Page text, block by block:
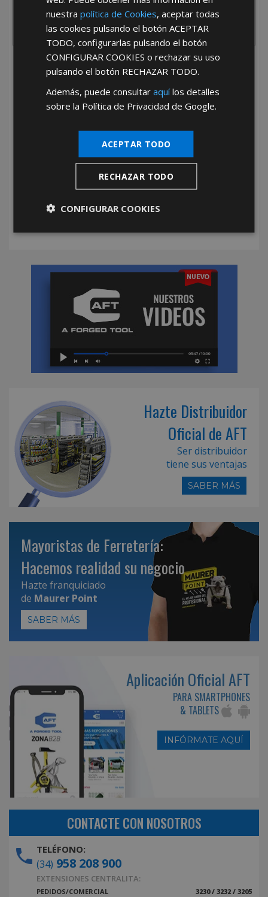
He leído y acepto laPolítica de Privacidad
Hazte Distribuidor
Oficial de AFT
Ser distribuidor
tiene sus ventajas
SABER MÁS
Mayoristas de Ferretería:
Hacemos realidad su negocio
Hazte franquiciado
de Maurer Point
SABER MÁS
Aplicación Oficial AFT
PARA SMARTPHONES
& TABLETS
INFÓRMATE AQUÍ
CONTACTE CON NOSOTROS
TELÉFONO:
(34) 958 208 900
EXTENSIONES CENTRALITA:
PEDIDOS/COMERCIAL
3230 / 3232 / 3205
nuestrapolítica de Cookies, aceptar todas
las cookies pulsando el botónACEPTAR
TODO, configurarlas pulsando el botón
CONFIGURAR COOKIES o rechazar su uso
pulsando el botón RECHAZAR TODO.
Además, puede consultaraquílos detalles
sobre la Política de Privacidad de Google.
ACEPTAR TODO
RECHAZAR TODO
CONFIGURAR COOKIES